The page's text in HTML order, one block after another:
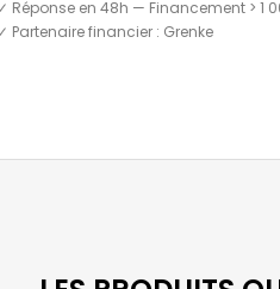
✓ Réponse en 48h — Financement > 1
✓ Partenaire financier : Grenke